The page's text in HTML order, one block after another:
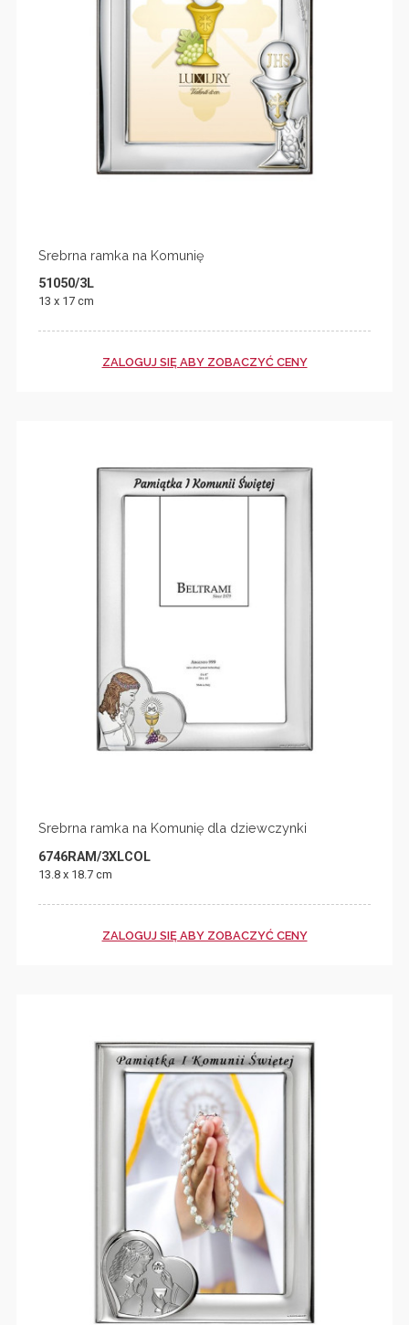
Srebrna ramka na Komunię
51050/3L
13 x 17 cm
ZALOGUJ SIĘ ABY ZOBACZYĆ CENY
Srebrna ramka na Komunię dla dziewczynki
6746RAM/3XLCOL
13.8 x 18.7 cm
ZALOGUJ SIĘ ABY ZOBACZYĆ CENY